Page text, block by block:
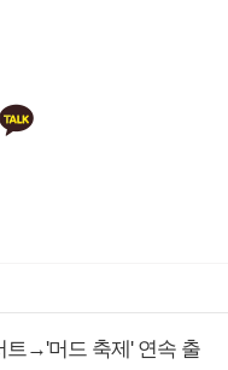
트→'머드 축제' 연속 출